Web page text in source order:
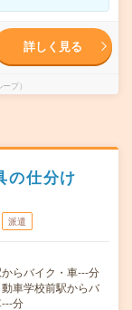
詳しく見る
プ）
の仕分け
派遣
らバイク・車---分
車学校前駅からバ
分